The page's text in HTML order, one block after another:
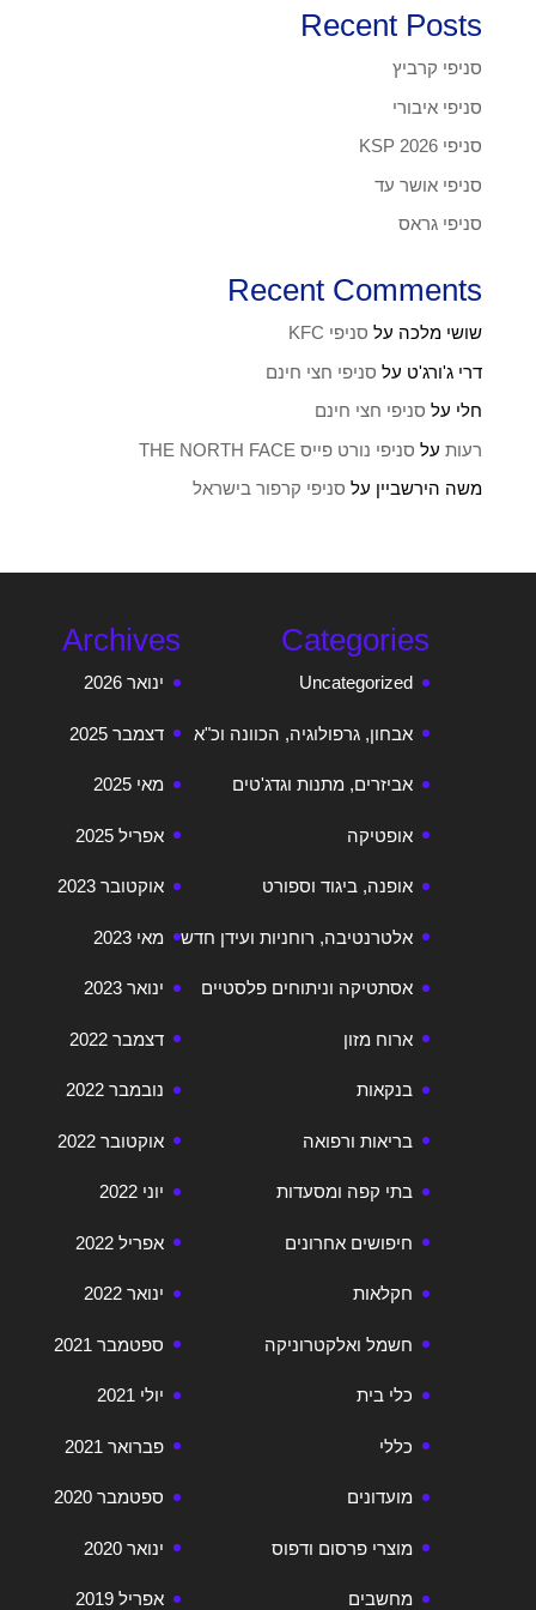
Recent Posts
סניפי קרביץ
סניפי איבורי
סניפי KSP 2026
סניפי אושר עד
סניפי גראס
Recent Comments
שושי מלכה על סניפי KFC
דרי ג'ורג'ט על סניפי חצי חינם
חלי על סניפי חצי חינם
רעותעל סניפי נורט פייס THE NORTH FACE
משה הירשביין על סניפי קרפור בישראל
Archives
ינואר 2026
דצמבר 2025
מאי 2025
אפריל 2025
אוקטובר 2023
מאי 2023
ינואר 2023
דצמבר 2022
נובמבר 2022
אוקטובר 2022
יוני 2022
אפריל 2022
ינואר 2022
ספטמבר 2021
יולי 2021
פברואר 2021
ספטמבר 2020
ינואר 2020
אפריל 2019
Categories
Uncategorized
אבחון, גרפולוגיה, הכוונה וכ"א
אביזרים, מתנות וגדג'טים
אופטיקה
אופנה, ביגוד וספורט
אלטרנטיבה, רוחניות ועידן חדש
אסתטיקה וניתוחים פלסטיים
ארוח מזון
בנקאות
בריאות ורפואה
בתי קפה ומסעדות
חיפושים אחרונים
חקלאות
חשמל ואלקטרוניקה
כלי בית
כללי
מועדונים
מוצרי פרסום ודפוס
מחשבים